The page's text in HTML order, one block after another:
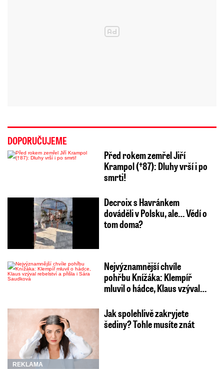
DOPORUČUJEME
Před rokem zemřel Jiří
Krampol (†87): Dluhy vrší i po
smrti!
Decroix s Havránkem
dováděli v Polsku, ale… Vědí o
tom doma?
Nejvýznamnější chvíle
pohřbu Knížáka: Klempíř
mluvil o hádce, Klaus vzýval…
REKLAMA
Jak spolehlivě zakryjete
šediny? Tohle musíte znát